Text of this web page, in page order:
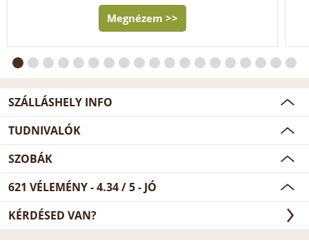
Megnézem >>
SZÁLLÁSHELY INFO
TUDNIVALÓK
SZOBÁK
621 VÉLEMÉNY -4.34/5- JÓ
KÉRDÉSED VAN?